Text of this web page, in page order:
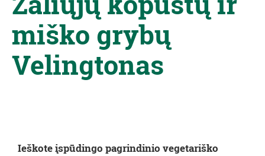
miško grybų
Velingtonas
Ieškote įspūdingo pagrindinio vegetariško